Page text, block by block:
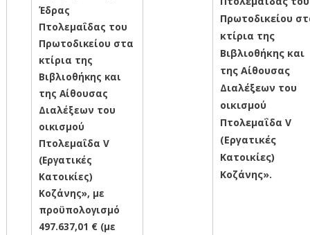
Έδρας
Πτολεμαΐδας του
Πρωτοδικείου στα
κτίρια της
Βιβλιοθήκης και
της Αίθουσας
Διαλέξεων του
οικισμού
Πτολεμαΐδα V
(Εργατικές
Κατοικίες)
Κοζάνης», με
προϋπολογισμό
497.637,01 € (με
Πρωτοδικείου
κτίρια της
Βιβλιοθήκης και
της Αίθουσας
Διαλέξεων του
οικισμού
Πτολεμαΐδα V
(Εργατικές
Κατοικίες)
Κοζάνης».